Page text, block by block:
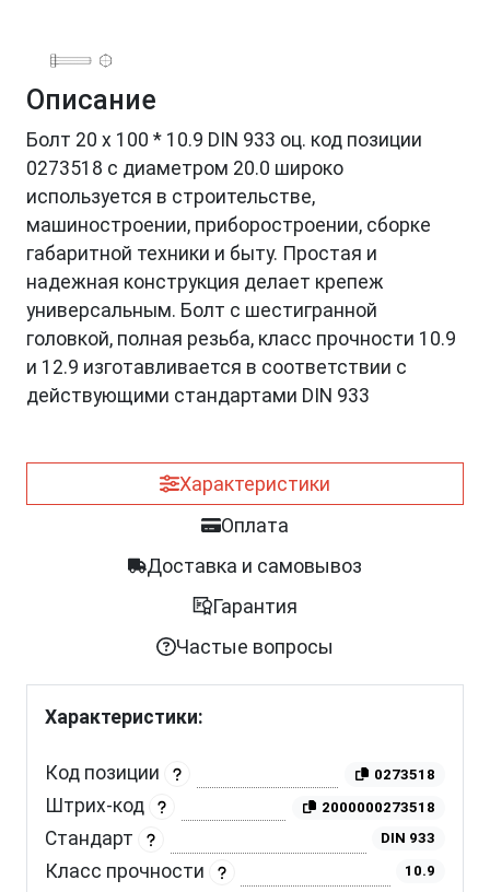
Описание
Болт 20 х 100 * 10.9 DIN 933 оц. код позиции
0273518 с диаметром 20.0 широко
используется в строительстве,
машиностроении, приборостроении, сборке
габаритной техники и быту. Простая и
надежная конструкция делает крепеж
универсальным. Болт с шестигранной
головкой, полная резьба, класс прочности 10.9
и 12.9 изготавливается в соответствии с
действующими стандартами DIN 933
Характеристики
Оплата
Доставка и самовывоз
Гарантия
Частые вопросы
Характеристики:
Код позиции 0273518
Штрих-код 2000000273518
Стандарт DIN 933
Класс прочности 10.9